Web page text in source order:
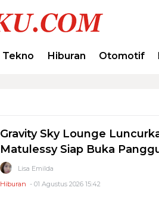
Tekno Hiburan Otomotif
Gravity Sky Lounge
Matulessy Siap Buka
Lisa Emilda
Hiburan - 01 Agustus 2026 15:42